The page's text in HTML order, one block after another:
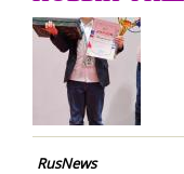
RusNews